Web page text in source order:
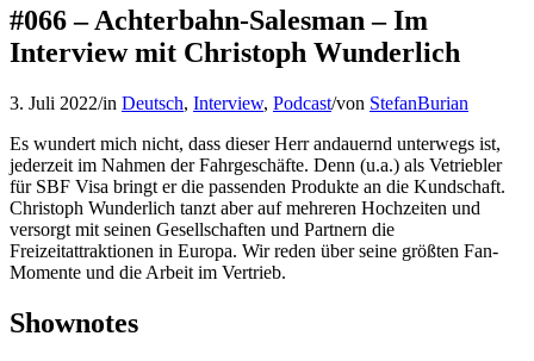
#066 – Achterbahn-Salesman – Im
Interview mit Christoph Wunderlich
3. Juli 2022/in Deutsch, Interview, Podcast/von StefanBurian
Es wundert mich nicht, dass dieser Herr andauernd unterwegs ist,
jederzeit im Nahmen der Fahrgeschäfte. Denn (u.a.) als Vetriebler
für SBF Visa bringt er die passenden Produkte an die Kundschaft.
Christoph Wunderlich tanzt aber auf mehreren Hochzeiten und
versorgt mit seinen Gesellschaften und Partnern die
Freizeitattraktionen in Europa. Wir reden über seine größten Fan-
Momente und die Arbeit im Vertrieb.
Shownotes